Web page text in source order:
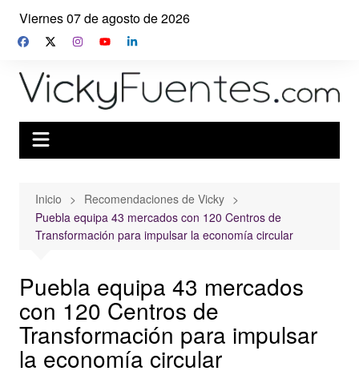
Saltar
contenido
Viernes 07 de agosto de 2026
Inicio
Recomendaciones de Vicky
Puebla equipa 43 mercados con 120 Centros de
Transformación para impulsar la economía circular
Puebla equipa 43 mercados
con 120 Centros de
Transformación para impulsar
la economía circular